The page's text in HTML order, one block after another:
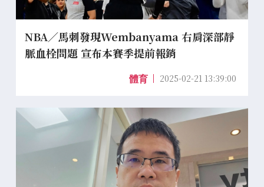
NBA／馬刺發現Wembanyama 右肩深部靜
脈血栓問題 宣布本賽季提前報銷
體育 2025-02-21 13:39:00